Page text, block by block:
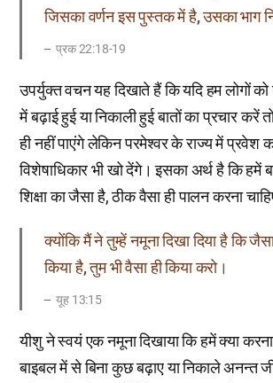
जिसका वर्णन इस पुस्तक में है, उसका भाग
प्रक 22:18-19
उपर्युक्त वचन यह दिखाते हैं कि यदि हम लोगों को
में बढ़ाई हुई या निकाली हुई बातों का प्रचार करें
ही नहीं पाएंगे लेकिन परमेश्वर के राज्य में प्रवेश
विशेषाधिकार भी खो देंगे। इसका अर्थ है कि हमें
शिक्षा का जैसा है, ठीक वैसा ही पालन करना
क्योंकि मैं ने तुम्हें नमूना दिखा दिया है कि
किया है, तुम भी वैसा ही किया करो।
यूह 13:15
यीशु ने स्वयं एक नमूना दिखाया कि हमें क्या करना
बाइबल में से बिना कुछ बढ़ाए या निकाले अनन्त